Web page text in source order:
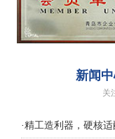
新闻
关
·精工造利器，硬核